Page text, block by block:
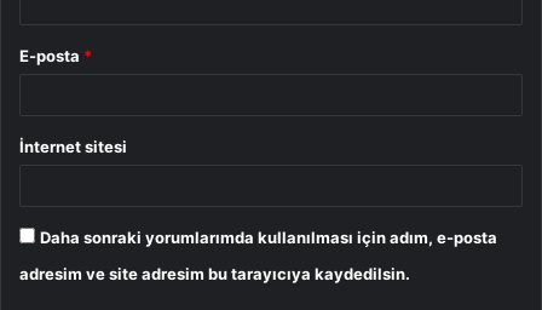
E-posta *
İnternet sitesi
Daha sonraki yorumlarımda kullanılması için adım, e-posta
adresim ve site adresim bu tarayıcıya kaydedilsin.